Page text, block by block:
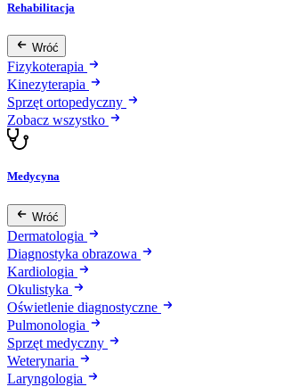
Rehabilitacja
Wróć
Fizykoterapia
Kinezyterapia
Sprzęt ortopedyczny
Zobacz wszystko
Medycyna
Wróć
Dermatologia
Diagnostyka obrazowa
Kardiologia
Okulistyka
Oświetlenie diagnostyczne
Pulmonologia
Sprzęt medyczny
Weterynaria
Laryngologia